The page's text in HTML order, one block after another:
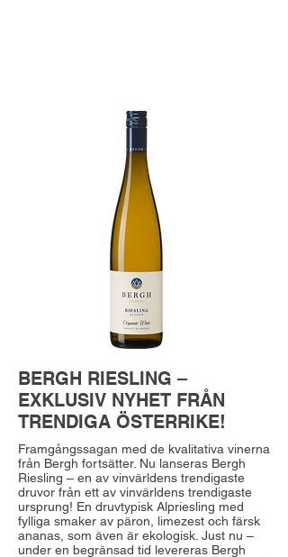
BERGH RIESLING –
EXKLUSIV NYHET FRÅN
TRENDIGA ÖSTERRIKE!
Framgångssagan med de kvalitativa vinerna
från Bergh fortsätter. Nu lanseras Bergh
Riesling – en av vinvärldens trendigaste
druvor från ett av vinvärldens trendigaste
ursprung! En druvtypisk Alpriesling med
fylliga smaker av päron, limezest och färsk
ananas, som även är ekologisk. Just nu –
under en begränsad tid levereras Bergh